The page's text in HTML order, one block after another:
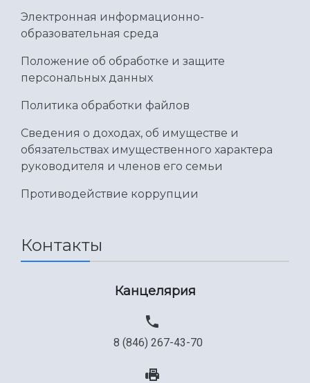
Электронная информационно-
образовательная среда
Положение об обработке и защите
персональных данных
Политика обработки файлов
Сведения о доходах, об имуществе и
обязательствах имущественного характера
руководителя и членов его семьи
Противодействие коррупции
Контакты
Канцелярия
8 (846) 267-43-70